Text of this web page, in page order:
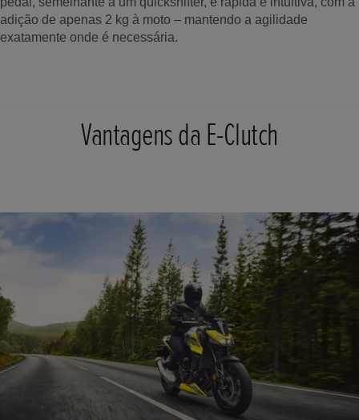
adição de apenas 2 kg à moto – mantendo a agilidade
exatamente onde é necessária.
Vantagens da E-Clutch